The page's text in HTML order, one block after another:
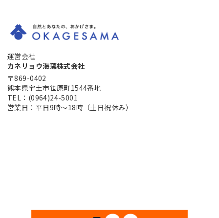
運営会社
カネリョウ海藻株式会社
〒869-0402
熊本県宇土市笹原町1544番地
TEL：(0964)24-5001
営業日：平日9時～18時（土日祝休み）